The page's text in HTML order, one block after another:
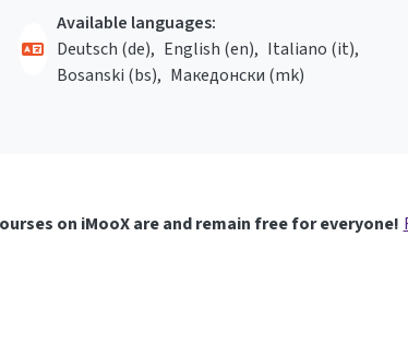
Available languages:
Deutsch ‎(de)‎
English ‎(en)‎
Italiano ‎(it)‎
Bosanski ‎(bs)‎
Македонски ‎(mk)‎
on iMooX are and remain free for everyone!